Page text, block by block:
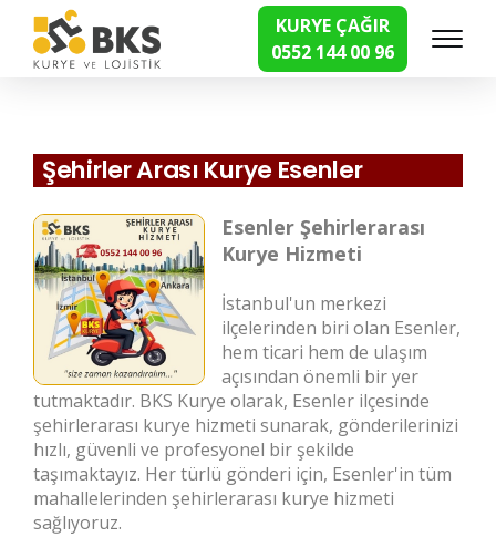
KURYE ÇAĞIR
0552 144 00 96
Hızlı Kurye Hizmetleri
Şehirler Arası Kurye Esenler
Esenler Şehirlerarası
Kurye Hizmeti
İstanbul'un merkezi
ilçelerinden biri olan Esenler,
hem ticari hem de ulaşım
açısından önemli bir yer
tutmaktadır. BKS Kurye olarak, Esenler ilçesinde
şehirlerarası kurye hizmeti sunarak, gönderilerinizi
hızlı, güvenli ve profesyonel bir şekilde
taşımaktayız. Her türlü gönderi için, Esenler'in tüm
mahallelerinden şehirlerarası kurye hizmeti
sağlıyoruz.